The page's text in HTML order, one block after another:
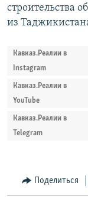
строительства
из
Кавказ.Реалии в
Instagram
Кавказ.Реалии в
YouTube
Кавказ.Реалии в
Telegram
Поделиться